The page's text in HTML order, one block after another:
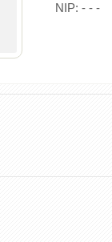
NIP: - - -